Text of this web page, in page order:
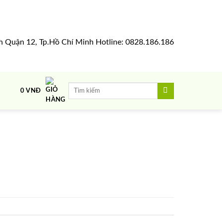
Quận 12, Tp.Hồ Chí Minh Hotline: 0828.186.186
0VNĐ
Tìm